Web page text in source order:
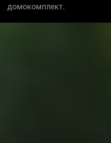
домокомплект.